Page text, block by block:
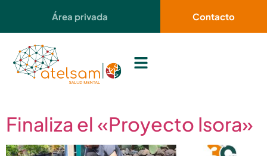
Área privada Contacto
Finaliza el «Proyecto Isora»